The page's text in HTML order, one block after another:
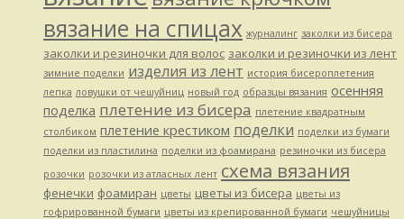
вязание на спицах журналинг заколки из бисера
заколки и резиночки для волос заколки и резиночки из лент
зимние поделки изделия из лент история бисероплетения
лепка ловушки от чешуйниц новый год образцы вязания осенняя
поделка плетение из бисера плетение квадратным
столбиком плетение крестиком поделки поделки из бумаги
поделки из пластилина поделки из фоамирана резиночки из бисера
розочки розочки из атласных лент схема вязания
фенечки фоамиран цветы цветы из бисера цветы из
гофрированной бумаги цветы из крепированной бумаги чешуйницы